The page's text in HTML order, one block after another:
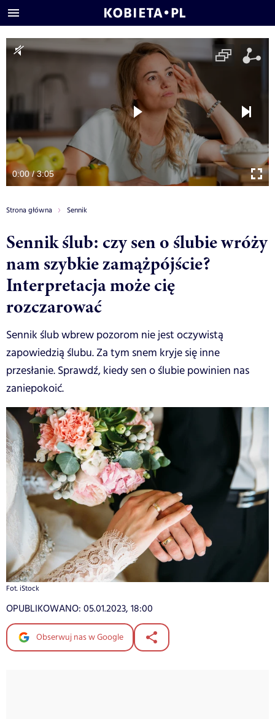
0:00 / 3:05
Strona główna Sennik
Sennik ślub: czy sen o ślubie wróży
nam szybkie zamążpójście?
Interpretacja może cię
rozczarować
Sennik ślub wbrew pozorom nie jest oczywistą
zapowiedzią ślubu. Za tym snem kryje się inne
przesłanie. Sprawdź, kiedy sen o ślubie powinien nas
zaniepokoić.
Fot. iStock
OPUBLIKOWANO: 05.01.2023, 18:00
Obserwuj nas w Google